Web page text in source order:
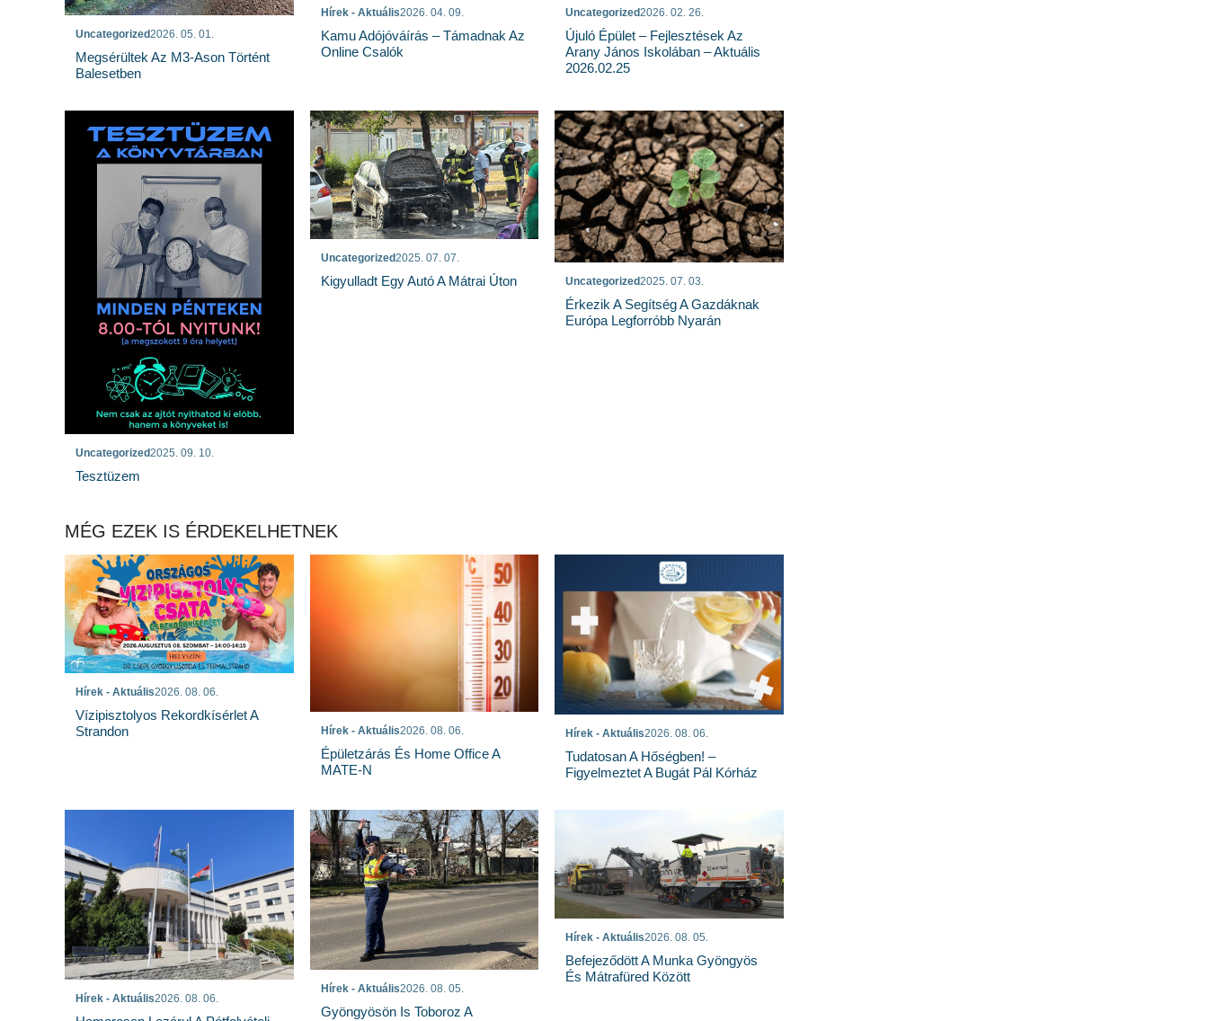
Uncategorized2026. 05. 01.
Megsérültek Az M3-Ason Történt
Balesetben
Hírek - Aktuális2026. 04. 09.
Kamu Adójóváírás – Támadnak Az
Online Csalók
Uncategorized2026. 02. 26.
Újuló Épület – Fejlesztések Az
Arany János Iskolában – Aktuális
2026.02.25
Uncategorized2025. 09. 10.
Tesztüzem
Uncategorized2025. 07. 07.
Kigyulladt Egy Autó A Mátrai Úton Uncategorized2025. 07. 03.
Érkezik A Segítség A Gazdáknak
Európa Legforróbb Nyarán
MÉG EZEK IS ÉRDEKELHETNEK
Hírek - Aktuális2026. 08. 06.
Vízipisztolyos Rekordkísérlet A
Strandon
Hírek - Aktuális2026. 08. 06.
Épületzárás És Home Office A
MATE-N
Hírek - Aktuális2026. 08. 06.
Tudatosan A Hőségben! –
Figyelmeztet A Bugát Pál Kórház
Hírek - Aktuális2026. 08. 06.
Hírek - Aktuális2026. 08. 05.
Gyöngyösön Is Toboroz A
Hírek - Aktuális2026. 08. 05.
Befejeződött A Munka Gyöngyös
És Mátrafüred Között